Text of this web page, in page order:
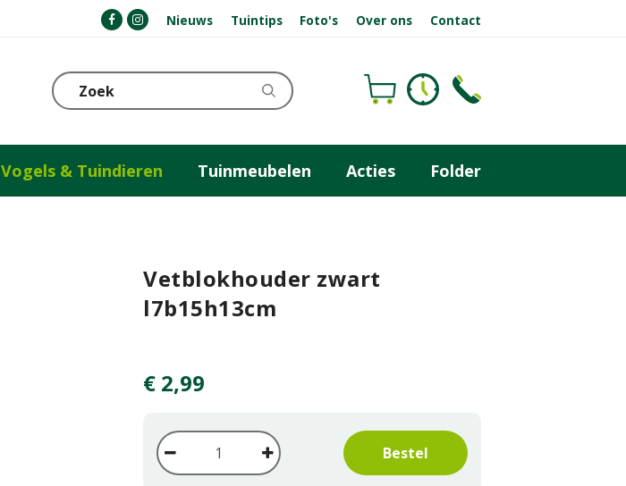
Nieuws Tuintips Foto's Over ons Contact
Vogels & Tuindieren Tuinmeubelen Acties Folder
Vetblokhouder zwart
l7b15h13cm
€ 2,99